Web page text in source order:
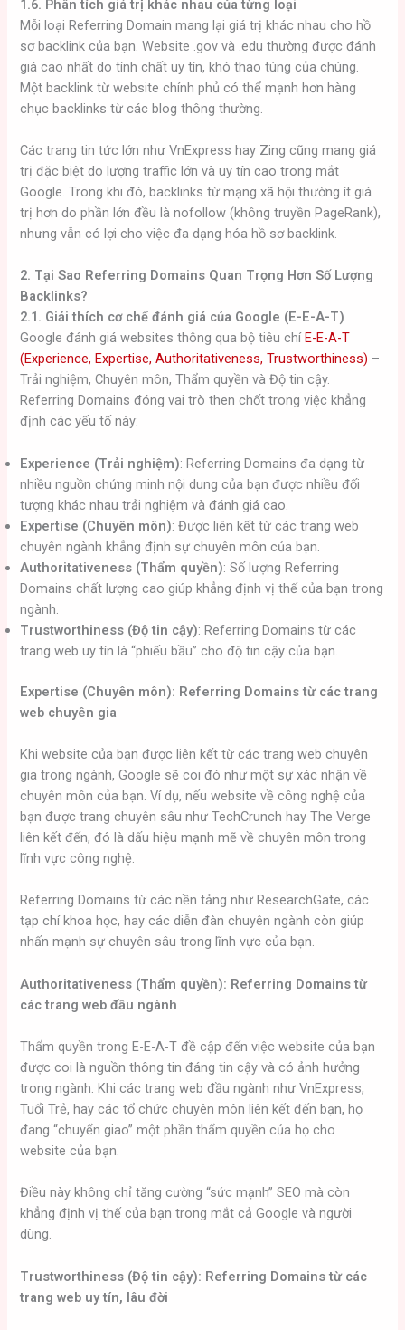
1.6. Phân tích giá trị khác nhau của từng loại
Mỗi loại Referring Domain mang lại giá trị khác nhau cho hồ
sơ backlink của bạn. Website .gov và .edu thường được đánh
giá cao nhất do tính chất uy tín, khó thao túng của chúng.
Một backlink từ website chính phủ có thể mạnh hơn hàng
chục backlinks từ các blog thông thường.
Các trang tin tức lớn như VnExpress hay Zing cũng mang giá
trị đặc biệt do lượng traffic lớn và uy tín cao trong mắt
Google. Trong khi đó, backlinks từ mạng xã hội thường ít giá
trị hơn do phần lớn đều là nofollow (không truyền PageRank),
nhưng vẫn có lợi cho việc đa dạng hóa hồ sơ backlink.
2. Tại Sao Referring Domains Quan Trọng Hơn Số Lượng
Backlinks?
2.1. Giải thích cơ chế đánh giá của Google (E-E-A-T)
Google đánh giá websites thông qua bộ tiêu chí E-E-A-T
(Experience, Expertise, Authoritativeness, Trustworthiness) –
Trải nghiệm, Chuyên môn, Thẩm quyền và Độ tin cậy.
Referring Domains đóng vai trò then chốt trong việc khẳng
định các yếu tố này:
Experience (Trải nghiệm): Referring Domains đa dạng từ
nhiều nguồn chứng minh nội dung của bạn được nhiều đối
tượng khác nhau trải nghiệm và đánh giá cao.
Expertise (Chuyên môn): Được liên kết từ các trang web
chuyên ngành khẳng định sự chuyên môn của bạn.
Authoritativeness (Thẩm quyền): Số lượng Referring
Domains chất lượng cao giúp khẳng định vị thế của bạn trong
ngành.
Trustworthiness (Độ tin cậy): Referring Domains từ các
trang web uy tín là “phiếu bầu” cho độ tin cậy của bạn.
Expertise (Chuyên môn): Referring Domains từ các trang
web chuyên gia
Khi website của bạn được liên kết từ các trang web chuyên
gia trong ngành, Google sẽ coi đó như một sự xác nhận về
chuyên môn của bạn. Ví dụ, nếu website về công nghệ của
bạn được trang chuyên sâu như TechCrunch hay The Verge
liên kết đến, đó là dấu hiệu mạnh mẽ về chuyên môn trong
lĩnh vực công nghệ.
Referring Domains từ các nền tảng như ResearchGate, các
tạp chí khoa học, hay các diễn đàn chuyên ngành còn giúp
nhấn mạnh sự chuyên sâu trong lĩnh vực của bạn.
Authoritativeness (Thẩm quyền): Referring Domains từ
các trang web đầu ngành
Thẩm quyền trong E-E-A-T đề cập đến việc website của bạn
được coi là nguồn thông tin đáng tin cậy và có ảnh hưởng
trong ngành. Khi các trang web đầu ngành như VnExpress,
Tuổi Trẻ, hay các tổ chức chuyên môn liên kết đến bạn, họ
đang “chuyển giao” một phần thẩm quyền của họ cho
website của bạn.
Điều này không chỉ tăng cường “sức mạnh” SEO mà còn
khẳng định vị thế của bạn trong mắt cả Google và người
dùng.
Trustworthiness (Độ tin cậy): Referring Domains từ các
trang web uy tín, lâu đời